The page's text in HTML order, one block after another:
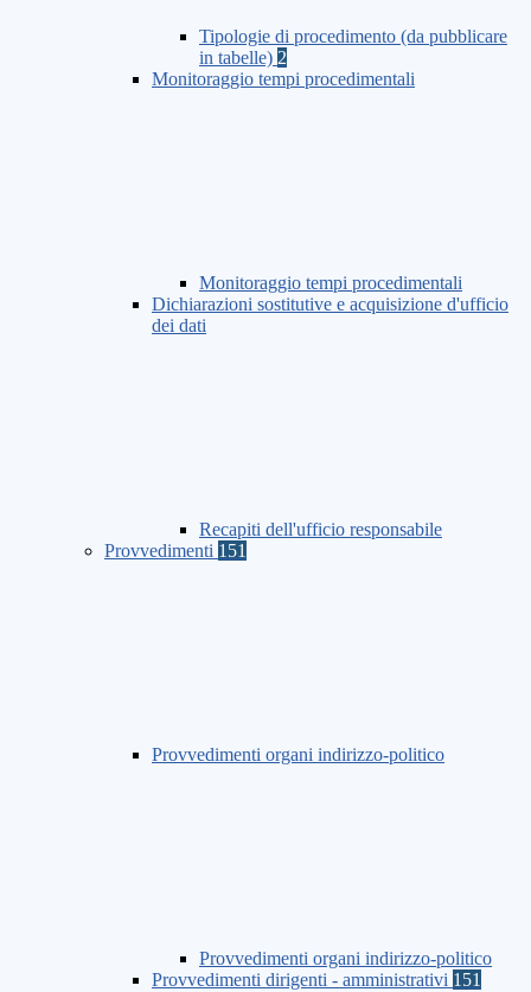
Tipologie di procedimento (da pubblicare
in tabelle) 2
Monitoraggio tempi procedimentali
Monitoraggio tempi procedimentali
Dichiarazioni sostitutive e acquisizione d'ufficio
dei dati
Recapiti dell'ufficio responsabile
Provvedimenti 151
Provvedimenti organi indirizzo-politico
Provvedimenti organi indirizzo-politico
Provvedimenti dirigenti - amministrativi 151